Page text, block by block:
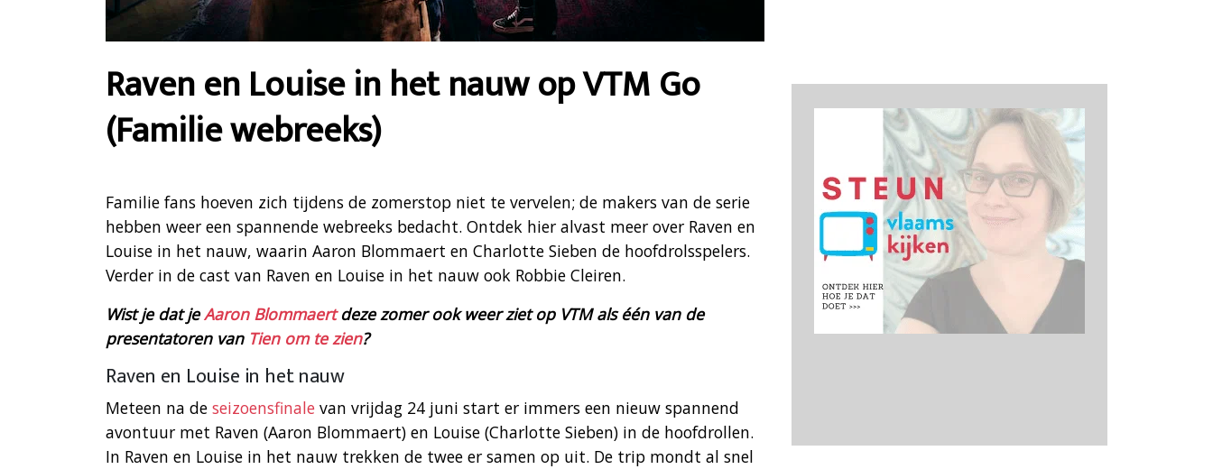
Raven en Louise in het nauw op VTM Go
(Familie webreeks)
Familie fans hoeven zich tijdens de zomerstop niet te vervelen; de makers van de serie
hebben weer een spannende webreeks bedacht. Ontdek hier alvast meer over Raven en
Louise in het nauw, waarin Aaron Blommaert en Charlotte Sieben de hoofdrolsspelers.
Verder in de cast van Raven en Louise in het nauw ook Robbie Cleiren.
Wist je dat jeAaron Blommaertdeze zomer ook weer ziet op VTM als één van de
presentatoren van Tien om te zien?
Raven en Louise in het nauw
Meteen na de seizoensfinale van vrijdag 24 juni start er immers een nieuw spannend
avontuur met Raven (Aaron Blommaert) en Louise (Charlotte Sieben) in de hoofdrollen.
In Raven en Louise in het nauw trekken de twee er samen op uit. De trip mondt al snel